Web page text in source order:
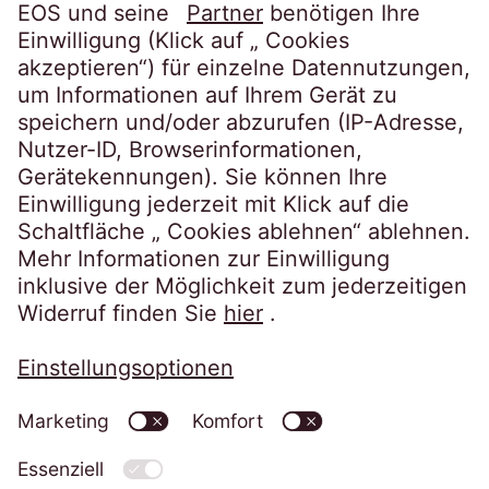
Karriere
Folgen Sie uns auf
Datenschutzerklärung